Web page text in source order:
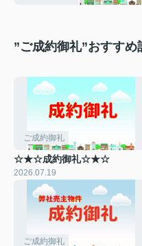
”ご成約御礼”おすすめ
ご成約御礼
☆★☆成約御礼☆★☆
2026.07.19
ご成約御礼